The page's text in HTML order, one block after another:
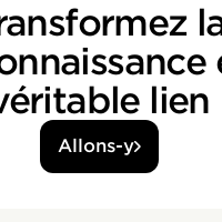
lien
Allons-y